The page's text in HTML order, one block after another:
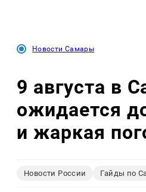
Новости Самары
9 августа в
ожидается
и жаркая
Новости России Гайды по